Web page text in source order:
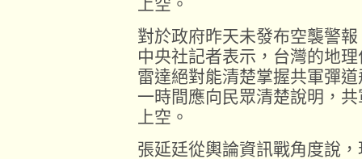
對於政府昨天未發布空襲警
中央社記者表示，台灣的地
雷達絕對能清楚掌握共軍彈
一時間應向民眾清楚說明，
上空。
張延廷從輿論資訊戰角度說